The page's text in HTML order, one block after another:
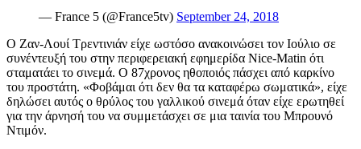
— France 5 (@France5tv) September 24, 2018
Ο Ζαν-Λουί Τρεντινιάν είχε ωστόσο ανακοινώσει τον Ιούλιο σε
συνέντευξή του στην περιφερειακή εφημερίδα Nice-Matin ότι
σταματάει το σινεμά. Ο 87χρονος ηθοποιός πάσχει από καρκίνο
του προστάτη. «Φοβάμαι ότι δεν θα τα καταφέρω σωματικά», είχε
δηλώσει αυτός ο θρύλος του γαλλικού σινεμά όταν είχε ερωτηθεί
για την άρνησή του να συμμετάσχει σε μια ταινία του Μπρουνό
Ντιμόν.